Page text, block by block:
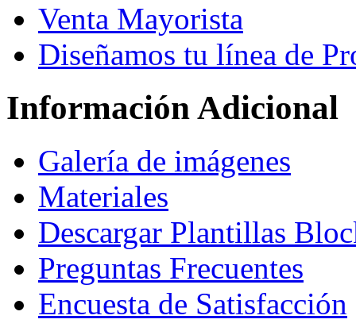
Venta Mayorista
Diseñamos tu línea de
Información Adicional
Galería de imágenes
Materiales
Descargar Plantillas
Preguntas Frecuentes
Encuesta de Satisfacción